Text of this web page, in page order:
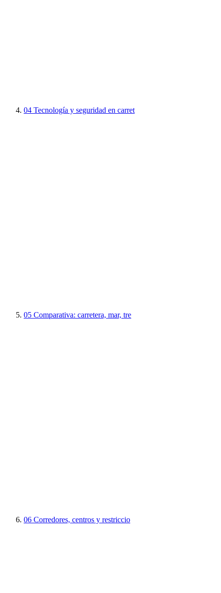
04 Tecnología y seguridad en carret
05 Comparativa: carretera, mar, tre
06 Corredores, centros y restriccio